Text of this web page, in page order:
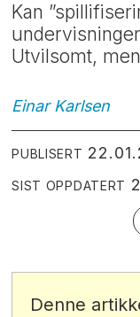
Kan
Utvilsomt,
Einar Karlsen
PUBLISERT
SIST OPPDATERT
Denne